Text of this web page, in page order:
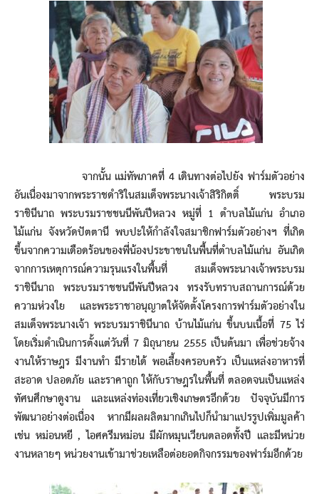
จากนั้น แม่ทัพภาคที่ 4 เดินทางต่อไปยัง ฟาร์มตัวอย่าง
อันเนื่องมาจากพระราชดำริในสมเด็จพระนางเจ้าสิริกิตติ์ พระบรม
ราชินีนาถ พระบรมราชชนนีพันปีหลวง หมู่ที่ 1 ตำบลไม้แก่น อำเภอ
ไม้แก่น จังหวัดปัตตานี พบปะให้กำลังใจสมาชิกฟาร์มตัวอย่างฯ ที่เกิด
ขึ้นจากความเดือดร้อนของพี่น้องประขาชนในพื้นที่ตำบลไม้แก่น อันเกิด
จากการเหตุการณ์ความรุนแรงในพื้นที่ สมเด็จพระนางเจ้าพระบรม
ราชินีนาถ พระบรมราชชนนีพันปีหลวง ทรงรับทราบสถานการณ์ด้วย
ความห่วงใย และพระราชาอนุญาตให้จัดตั้งโครงการฟาร์มตัวอย่างใน
สมเด็จพระนางเจ้า พระบรมราชินีนาถ บ้านไม้แก่น ขึ้นบนเนื้อที่ 75 ไร่
โดยเริ่มดำเนินการตั้งแต่วันที่ 7 มิถุนายน 2555 เป็นต้นมา เพื่อช่วยจ้าง
งานให้ราษฎร มีงานทำ มีรายได้ พอเลี้ยงครอบครัว เป็นแหล่งอาหารที่
สะอาด ปลอดภัย และราคาถูก ให้กับราษฎรในพื้นที่ ตลอดจนเป็นแหล่ง
ทัศนศึกษาดูงาน และแหล่งท่องเที่ยวเชิงเกษตรอีกด้วย ปัจจุบันมีการ
พัฒนาอย่างต่อเนื่อง หากมีผลผลิตมากเกินไปก็นำมาแปรรูปเพิ่มมูลค้า
เช่น หม่อนหยี , ไอศครีมหม่อน มีผักหมุนเวียนตลอดทั้งปี และมีหน่วย
งานหลายๆ หน่วยงานเข้ามาช่วยเหลือต่อยอดกิจกรรมของฟาร์มอีกด้วย